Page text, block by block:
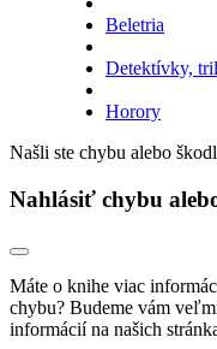
Beletria
Detektívky,
Horory
Našli ste chybu alebo
Nahlásiť chybu
Máte o knihe viac
chybu? Budeme vám
informácií na našich